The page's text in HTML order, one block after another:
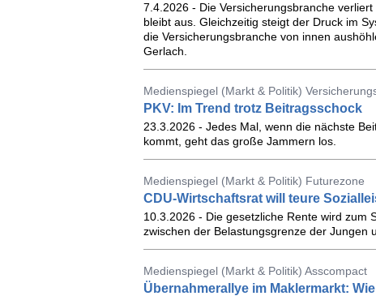
7.4.2026 - Die Versicherungsbranche
bleibt aus. Gleichzeitig steigt der Druck im
die Versicherungsbranche von innen
Gerlach.
Medienspiegel (Markt & Politik)
PKV: Im Trend trotz Beitragsschock
23.3.2026 - Jedes Mal, wenn die nächste
kommt, geht das große Jammern los.
Medienspiegel (Markt & Politik) Futurezone
CDU-Wirtschaftsrat will teure
10.3.2026 - Die gesetzliche Rente wird zum
zwischen der Belastungsgrenze der Jungen
Medienspiegel (Markt & Politik) Asscompact
Übernahmerallye im Maklermarkt: